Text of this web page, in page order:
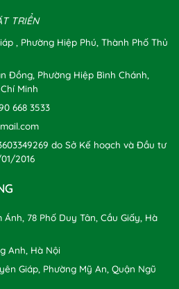
TRIỂN
, Phường Hiệp Phú, Thành Phố Thủ
Đồng, Phường Hiệp Bình Chánh,
Minh
668 3533
do Sở Kế hoạch và Đầu tư
2016
Ánh, 78 Phố Duy Tân, Cầu Giấy, Hà
Anh, Hà Nội
Giáp, Phường Mỹ An, Quận Ngũ